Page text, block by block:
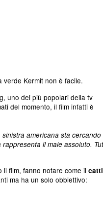
verde Kermit non è facile.
uno dei più popolari della tv
del momento, il film infatti è
sinistra americana sta cercando
il male assoluto.
film, fanno notare come il
ma ha un solo obbiettivo: